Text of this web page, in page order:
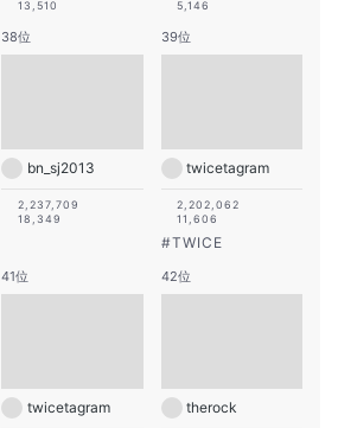
13,510
5,146
38位
bn_sj2013
2,237,709
18,349
39位
twicetagram
2,202,062
11,606
#TWICE
41位
twicetagram
42位
therock